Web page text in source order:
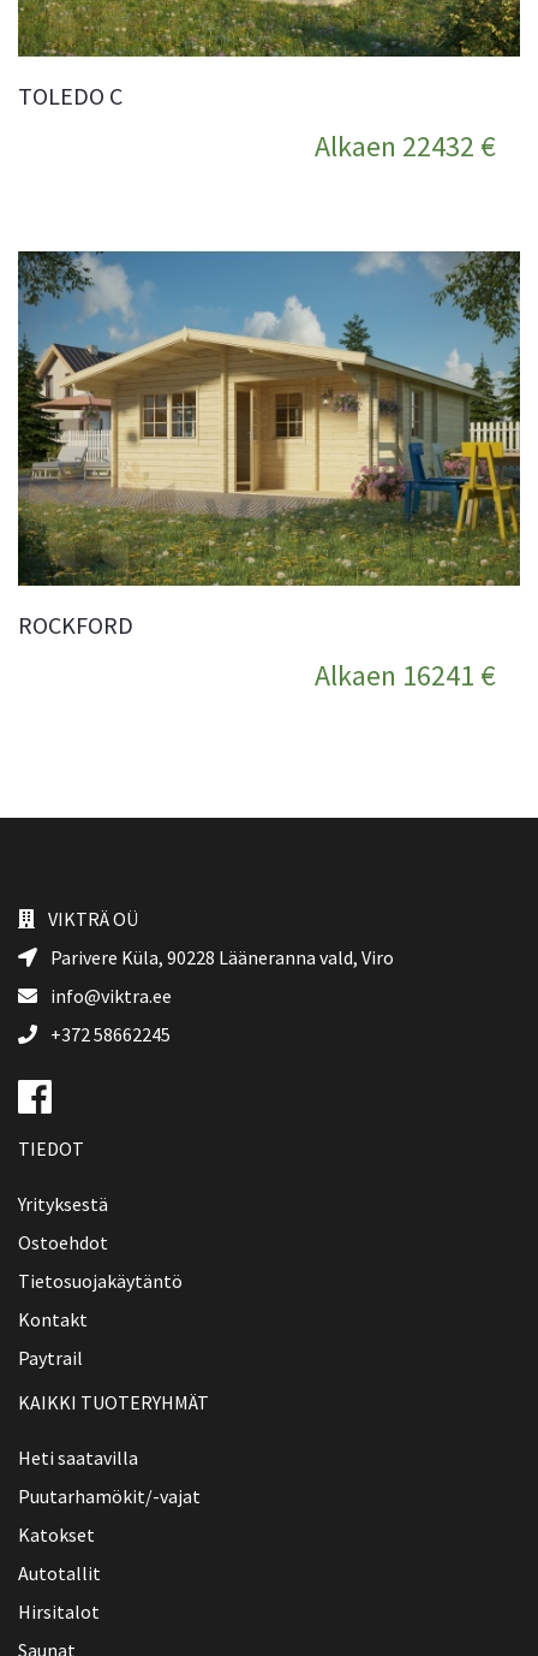
TOLEDO C
Alkaen 22432 €
ROCKFORD
Alkaen 16241 €
VIKTRÄ OÜ
Parivere Küla, 90228 Lääneranna vald, Viro
info@viktra.ee
+372 58662245
TIEDOT
Yrityksestä
Ostoehdot
Tietosuojakäytäntö
Kontakt
Paytrail
KAIKKI TUOTERYHMÄT
Heti saatavilla
Puutarhamökit/-vajat
Katokset
Autotallit
Hirsitalot
Saunat